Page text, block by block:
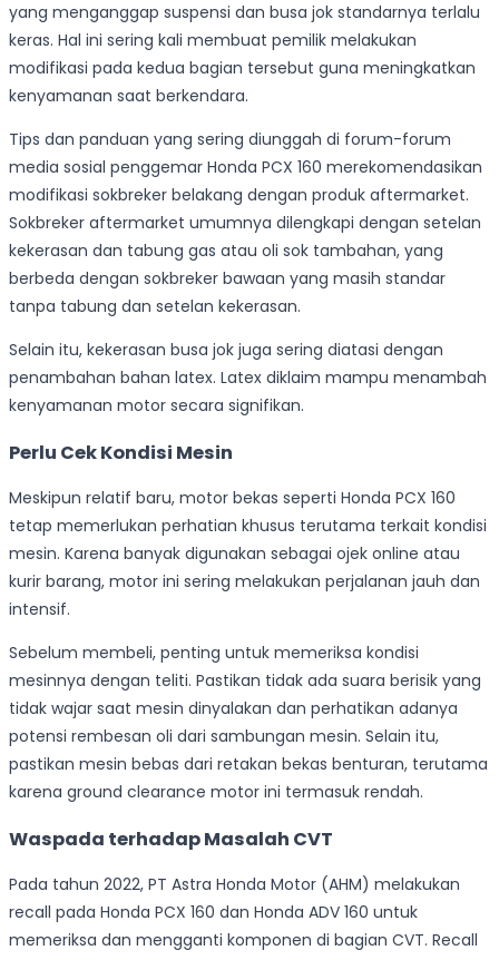
yang menganggap suspensi dan busa jok standarnya terlalu
keras. Hal ini sering kali membuat pemilik melakukan
modifikasi pada kedua bagian tersebut guna meningkatkan
kenyamanan saat berkendara.
Tips dan panduan yang sering diunggah di forum-forum
media sosial penggemar Honda PCX 160 merekomendasikan
modifikasi sokbreker belakang dengan produk aftermarket.
Sokbreker aftermarket umumnya dilengkapi dengan setelan
kekerasan dan tabung gas atau oli sok tambahan, yang
berbeda dengan sokbreker bawaan yang masih standar
tanpa tabung dan setelan kekerasan.
Selain itu, kekerasan busa jok juga sering diatasi dengan
penambahan bahan latex. Latex diklaim mampu menambah
kenyamanan motor secara signifikan.
Perlu Cek Kondisi Mesin
Meskipun relatif baru, motor bekas seperti Honda PCX 160
tetap memerlukan perhatian khusus terutama terkait kondisi
mesin. Karena banyak digunakan sebagai ojek online atau
kurir barang, motor ini sering melakukan perjalanan jauh dan
intensif.
Sebelum membeli, penting untuk memeriksa kondisi
mesinnya dengan teliti. Pastikan tidak ada suara berisik yang
tidak wajar saat mesin dinyalakan dan perhatikan adanya
potensi rembesan oli dari sambungan mesin. Selain itu,
pastikan mesin bebas dari retakan bekas benturan, terutama
karena ground clearance motor ini termasuk rendah.
Waspada terhadap Masalah CVT
Pada tahun 2022, PT Astra Honda Motor (AHM) melakukan
recall pada Honda PCX 160 dan Honda ADV 160 untuk
memeriksa dan mengganti komponen di bagian CVT. Recall